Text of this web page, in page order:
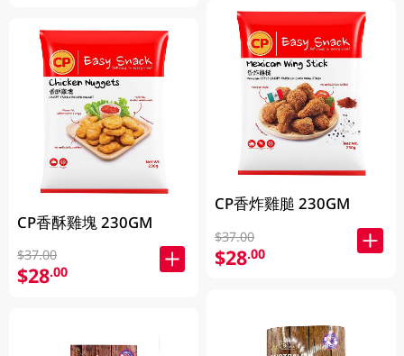
CP香酥雞塊 230GM
$37.00
$28.00
CP香炸雞膇 230GM
$37.00
$28.00